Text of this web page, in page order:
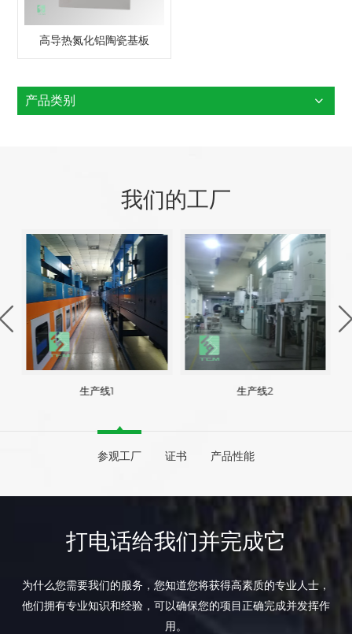
高导热氮化铝陶瓷基板
产品类别
我们的工厂
生产线1 生产线2
参观工厂 证书 产品性能
打电话给我们并完成它
为什么您需要我们的服务，您知道您将获得高素质的专业人士，
他们拥有专业知识和经验，可以确保您的项目正确完成并发挥作
用。